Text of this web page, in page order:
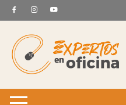
Saltar
al
contenido